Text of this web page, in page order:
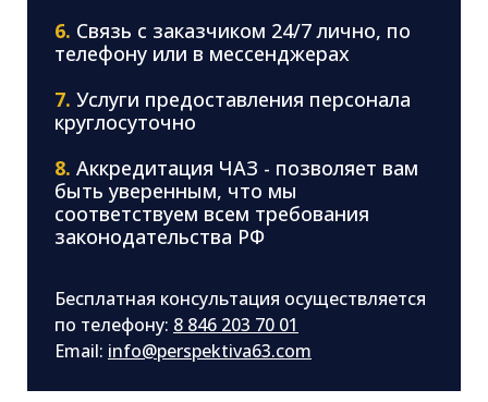
6. Связь с заказчиком 24/7 лично, по
телефону или в мессенджерах
7. Услуги предоставления персонала
круглосуточно
8. Аккредитация ЧАЗ - позволяет вам
быть уверенным, что мы
соответствуем всем требования
законодательства РФ
Бесплатная консультация осуществляется
по телефону: 8 846 203 70 01
Email: info@perspektiva63.com